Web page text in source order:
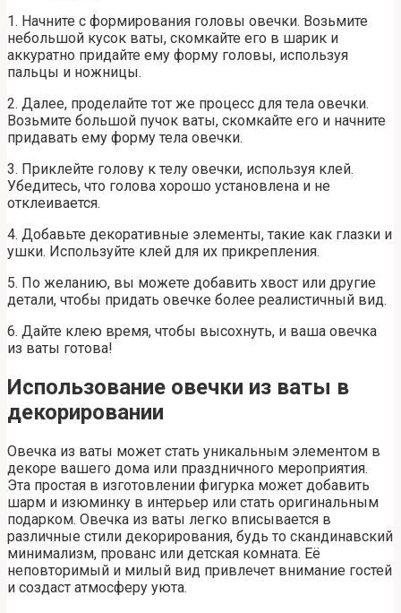
1. Начните с формирования головы овечки. Возьмите
небольшой кусок ваты, скомкайте его в шарик и
аккуратно придайте ему форму головы, используя
пальцы и ножницы.
2. Далее, проделайте тот же процесс для тела овечки.
Возьмите большой пучок ваты, скомкайте его и начните
придавать ему форму тела овечки.
3. Приклейте голову к телу овечки, используя клей.
Убедитесь, что голова хорошо установлена и не
отклеивается.
4. Добавьте декоративные элементы, такие как глазки и
ушки. Используйте клей для их прикрепления.
5. По желанию, вы можете добавить хвост или другие
детали, чтобы придать овечке более реалистичный вид.
6. Дайте клею время, чтобы высохнуть, и ваша овечка
из ваты готова!
Использование овечки из ваты в
декорировании
Овечка из ваты может стать уникальным элементом в
декоре вашего дома или праздничного мероприятия.
Эта простая в изготовлении фигурка может добавить
шарм и изюминку в интерьер или стать оригинальным
подарком. Овечка из ваты легко вписывается в
различные стили декорирования, будь то скандинавский
минимализм, прованс или детская комната. Её
неповторимый и милый вид привлечет внимание гостей
и создаст атмосферу уюта.